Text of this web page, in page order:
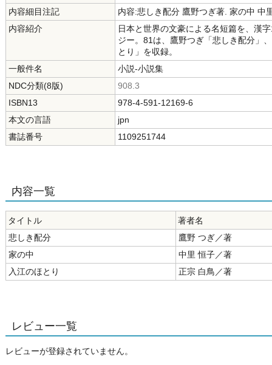
内容細目注記
内容:悲しき配分 鷹野つぎ著. 家の中 中
内容紹介
日本と世界の文豪による名短篇を、漢
ジー。81は、鷹野つぎ「悲しき配分」
とり」を収録。
一般件名
小説-小説集
NDC分類(8版)
908.3
ISBN13
978-4-591-12169-6
本文の言語
jpn
書誌番号
1109251744
内容一覧
タイトル
著者名
悲しき配分
鷹野 つぎ／著
家の中
中里 恒子／著
入江のほとり
正宗 白鳥／著
レビュー一覧
レビューが登録されていません。